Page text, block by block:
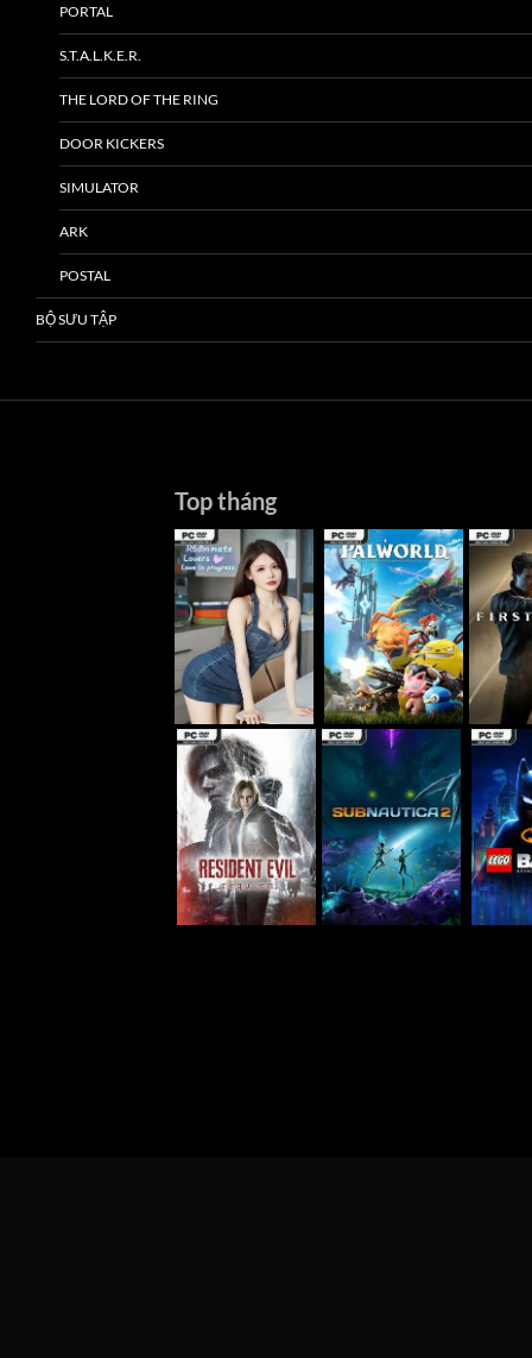
PORTAL
S.T.A.L.K.E.R.
THE LORD OF THE RING
DOOR KICKERS
SIMULATOR
ARK
POSTAL
BỘ SƯU TẬP
Top tháng